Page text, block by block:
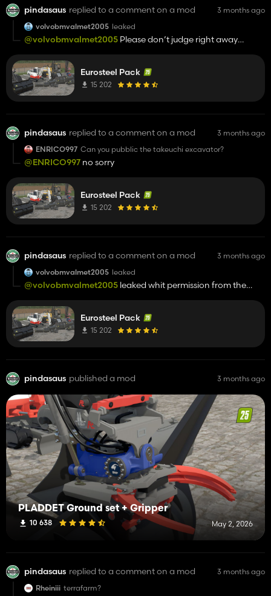
pindasaus replied to a comment on a mod
3 months ago
volvobmvalmet2005 leaked
@volvobmvalmet2005 Please don’t judge right away
Eurosteel Pack
15 202
pindasaus replied to a comment on a mod
3 months ago
ENRICO997 Can you pubblic the takeuchi excavator?
@ENRICO997 no sorry
Eurosteel Pack
15 202
pindasaus replied to a comment on a mod
3 months ago
volvobmvalmet2005 leaked
@volvobmvalmet2005 leaked whit permission from the
Eurosteel Pack
15 202
pindasaus published a mod 3 months ago
PLADDET Ground set + Gripper
10 638 May 2, 2026
pindasaus replied to a comment on a mod
3 months ago
Rheiniii terrafarm?